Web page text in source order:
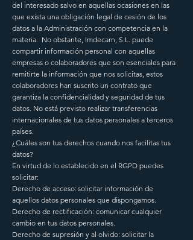
del interesado salvo en aquellas ocasiones en las
que exista una obligación legal de cesión de los
datos a la Administración con competencia en la
materia. No obstante, Imdecarn, S.L. puede
compartir información personal con aquellas
empresas o colaboradores que son esenciales para
remitirte la información que nos solicitas, estos
colaboradores han suscrito un contrato que
garantiza la confidencialidad y seguridad de tus
datos. No está previsto realizar transferencias
internacionales de tus datos personales a terceros
países.
¿Cuáles son tus derechos cuando nos facilitas tus
datos?
En virtud de lo establecido en el RGPD puedes
solicitar:
Derecho de acceso: solicitar información de
aquellos datos personales que dispongamos.
Derecho de rectificación: comunicar cualquier
cambio en tus datos personales.
Derecho de supresión y al olvido: solicitar la